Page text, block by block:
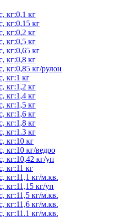
кг:0,1 кг
кг:0,15 кг
кг:0,2 кг
кг:0,5 кг
кг:0,65 кг
кг:0,8 кг
кг:0,85 кг/рулон
кг:1 кг
кг:1,2 кг
кг:1,4 кг
кг:1,5 кг
кг:1,6 кг
кг:1,8 кг
кг:1.3 кг
кг:10 кг
кг:10 кг/ведро
кг:10,42 кг/уп
кг:11 кг
кг:11,1 кг/м.кв.
кг:11,15 кг/уп
кг:11,5 кг/м.кв.
кг:11,6 кг/м.кв.
кг:11.1 кг/м.кв.